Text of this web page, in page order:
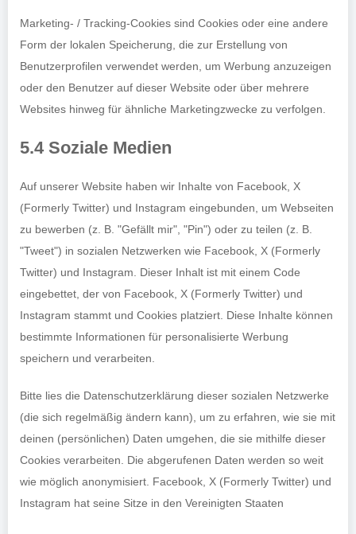
Marketing- / Tracking-Cookies sind Cookies oder eine andere
Form der lokalen Speicherung, die zur Erstellung von
Benutzerprofilen verwendet werden, um Werbung anzuzeigen
oder den Benutzer auf dieser Website oder über mehrere
Websites hinweg für ähnliche Marketingzwecke zu verfolgen.
5.4 Soziale Medien
Auf unserer Website haben wir Inhalte von Facebook, X
(Formerly Twitter) und Instagram eingebunden, um Webseiten
zu bewerben (z. B. "Gefällt mir", "Pin") oder zu teilen (z. B.
"Tweet") in sozialen Netzwerken wie Facebook, X (Formerly
Twitter) und Instagram. Dieser Inhalt ist mit einem Code
eingebettet, der von Facebook, X (Formerly Twitter) und
Instagram stammt und Cookies platziert. Diese Inhalte können
bestimmte Informationen für personalisierte Werbung
speichern und verarbeiten.
Bitte lies die Datenschutzerklärung dieser sozialen Netzwerke
(die sich regelmäßig ändern kann), um zu erfahren, wie sie mit
deinen (persönlichen) Daten umgehen, die sie mithilfe dieser
Cookies verarbeiten. Die abgerufenen Daten werden so weit
wie möglich anonymisiert. Facebook, X (Formerly Twitter) und
Instagram hat seine Sitze in den Vereinigten Staaten